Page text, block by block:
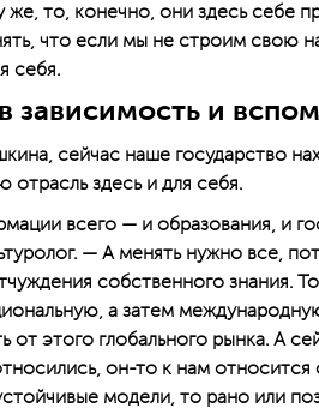
же, то, конечно, они здесь себе
что если мы не строим свою
себя.
зависимость и
сейчас наше государство
отрасль здесь и для себя.
всего — и образования, и
— А менять нужно все,
собственного знания.
а затем
от этого глобального рынка. А
он-то к нам
модели, то рано или